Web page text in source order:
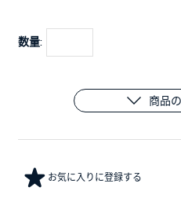
数量:
商品
お気に入りに登録する